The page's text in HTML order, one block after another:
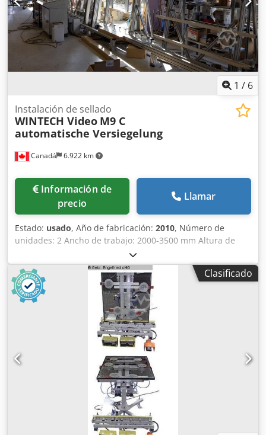
1 / 6
Canadá 6.922 km
Instalación de sellado
WINTECH Video M9 C
automatische Versiegelung
Información de
precio
Llamar
Estado: usado, Año de fabricación: 2010, Número de
unidades: 2 Ancho de trabajo: 2000-3500 mm Altura de
trabajo: 2450-3200 mm Máquina de sellado Wintech M9Cb
Sistema de sellado automático para ventanas y puertas de
madera con 2 unidades de trabajo. Consulte el documento
PDF para obtener una descripción detallada. -----
Descripción técnica del fabricante: Sistema de sellado
robotizado M9Cb La máquina consta de una estructura
robusta fabricada con perfiles de aluminio, equipada con
cintas transportadoras accionadas por motor, sobre las
que se transportan los elementos de las ventanas. El
silicona se distribuye uniformemente en la junta mediante
dos boquillas controladas automáticamente. El control
electrónico, que está en comunicación constante con el
panel de control, determina el movimiento de las pistolas y
los parámetros de trabajo. Datos técnicos: Estándar
Opcional Ancho máximo de la ventana 2000 mm 3500 mm
Clasificado